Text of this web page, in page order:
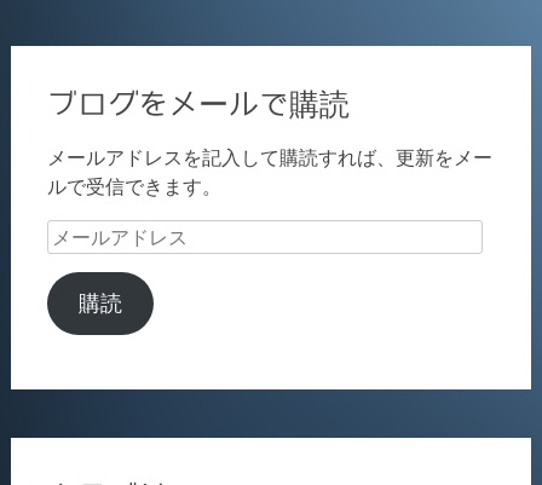
ブログをメールで購読
メールアドレスを記入して購読すれば、更新をメー
ルで受信できます。
メ
ル
ア
購読